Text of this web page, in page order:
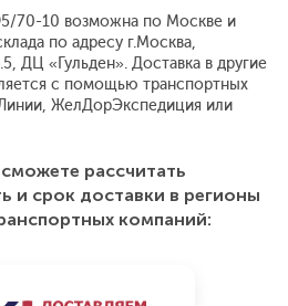
70-10 возможна по Москве и
по адресу г.Москва,
ДЦ «Гульден». Доставка в другие
с помощью транспортных
ЖелДорЭкспедиция или
рассчитать
и срок доставки в регионы
компаний: